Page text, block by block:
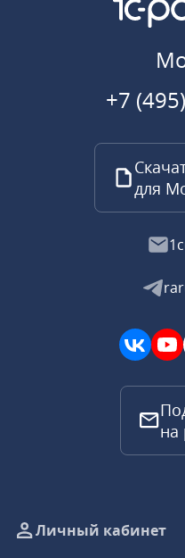
+7
для
на
Личный кабинет